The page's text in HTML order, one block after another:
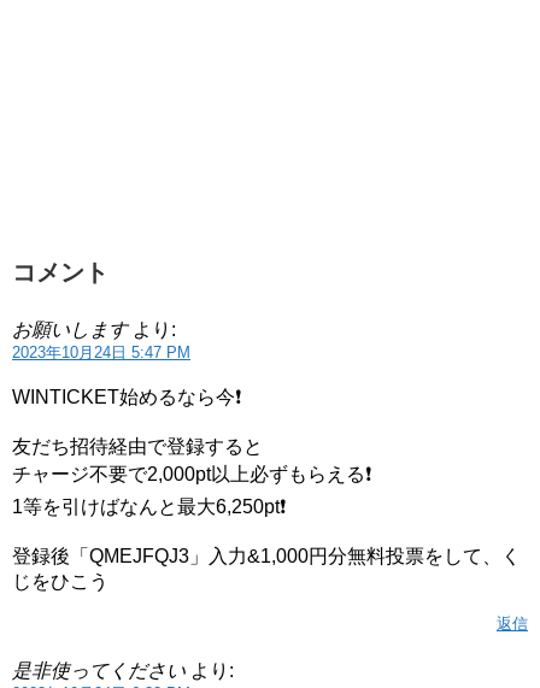
コメント
お願いします より:
2023年10月24日 5:47 PM
WINTICKET始めるなら今❗️
友だち招待経由で登録すると
チャージ不要で2,000pt以上必ずもらえる❗️
1等を引けばなんと最大6,250pt❗️
登録後「QMEJFQJ3」入力&1,000円分無料投票をして、く
じをひこう
返信
是非使ってください より: